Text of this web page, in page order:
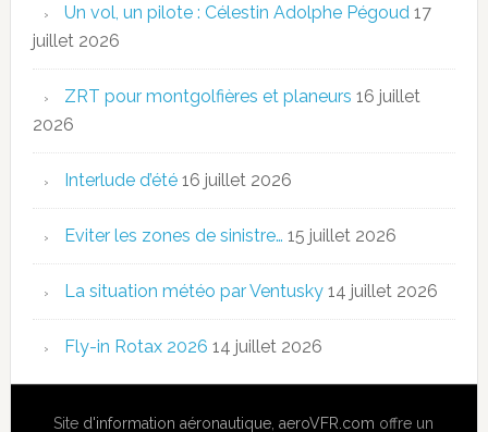
Un vol, un pilote : Célestin Adolphe Pégoud 17
juillet 2026
ZRT pour montgolfières et planeurs 16 juillet
2026
Interlude d’été 16 juillet 2026
Eviter les zones de sinistre… 15 juillet 2026
La situation météo par Ventusky 14 juillet 2026
Fly-in Rotax 2026 14 juillet 2026
Site d'information aéronautique ,aeroVFR.com offre un